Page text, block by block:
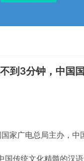
到3分钟，中国
家广电总局主办，中
传统文化精髓的汉语